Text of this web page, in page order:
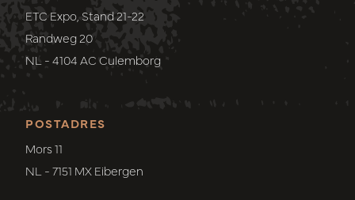
POSTADRES
Mors 11
NL - 7151 MX Eibergen
ETC Expo, Stand 21-22
Randweg 20
NL - 4104 AC Culemborg